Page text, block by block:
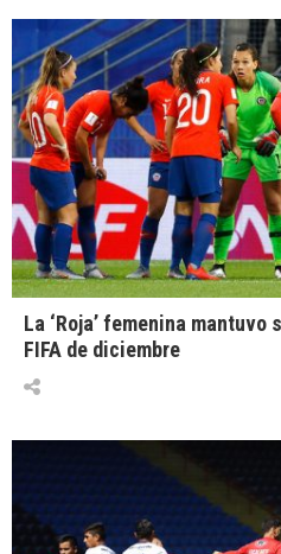
La ‘Roja’ femenina
FIFA de diciembre